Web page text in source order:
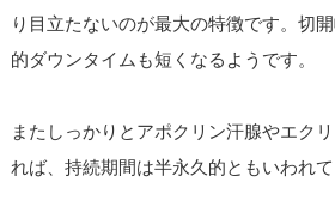
り目立たないのが最大の特徴です。切
的ダウンタイムも短くなるようです。
またしっかりとアポクリン汗腺やエク
れば、持続期間は半永久的ともいわれて